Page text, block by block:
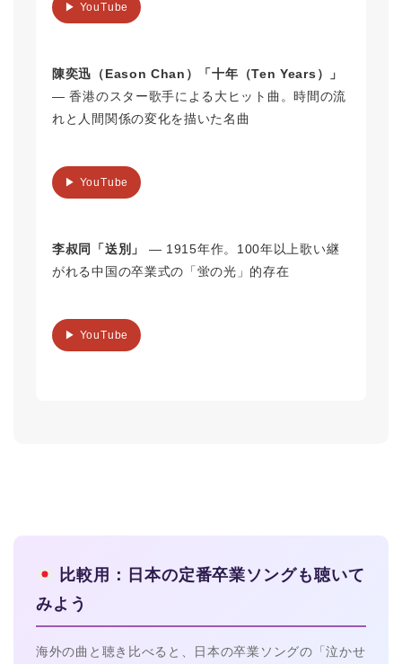
▶ YouTube
陳奕迅（Eason Chan）「十年（Ten Years）」
― 香港のスター歌手による大ヒット曲。時間の流
れと人間関係の変化を描いた名曲
▶ YouTube
李叔同「送別」
― 1915年作。100年以上歌い継
がれる中国の卒業式の「蛍の光」的存在
▶ YouTube
比較用：日本の定番卒業ソングも聴いて
みよう
海外の曲と聴き比べると、日本の卒業ソングの「泣かせ